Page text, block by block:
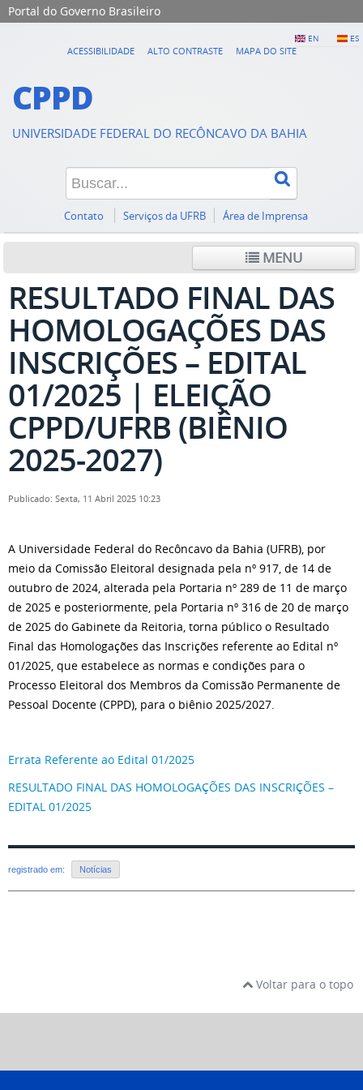
Portal do Governo Brasileiro
EN ES
ACESSIBILIDADE ALTO CONTRASTE MAPA DO SITE
CPPD
UNIVERSIDADE FEDERAL DO RECÔNCAVO DA BAHIA
Contato Serviços da UFRB Área de Imprensa
MENU
RESULTADO FINAL DAS
HOMOLOGAÇÕES DAS
INSCRIÇÕES – EDITAL
01/2025 | ELEIÇÃO
CPPD/UFRB (BIÊNIO
2025-2027)
Publicado: Sexta, 11 Abril 2025 10:23
A Universidade Federal do Recôncavo da Bahia (UFRB), por
meio da Comissão Eleitoral designada pela nº 917, de 14 de
outubro de 2024, alterada pela Portaria nº 289 de 11 de março
de 2025 e posteriormente, pela Portaria nº 316 de 20 de março
de 2025 do Gabinete da Reitoria, torna público o Resultado
Final das Homologaç​ões das Inscrições referente ao Edital nº
01/2025, que estabelece as normas e condições para o
Processo Eleitoral dos Membros da Comissão Permanente de
Pessoal Docente (CPPD), para o biênio 2025/2027.
Errata Referente ao Edital 01/2025
RESULTADO FINAL DAS HOMOLOGAÇÕES DAS INSCRIÇÕES –
EDITAL 01/2025
registrado em: Notícias
Voltar para o topo